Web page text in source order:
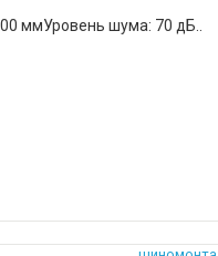
Максимальный диаметр колеса: 2500 ммУровень шума: 70 дБ..